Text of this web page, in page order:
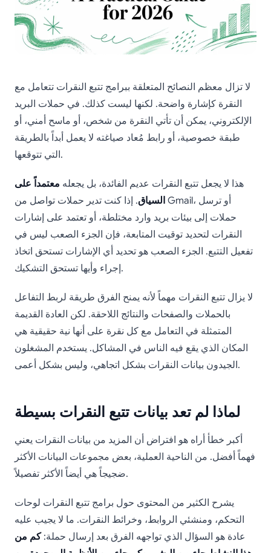
لا تزال معظم النصائح المتعلقة ببرامج تتبع النقرات تتعامل مع
النقرة كإشارة واضحة. لكنها ليست كذلك. في حملات البريد
الإلكتروني، يمكن أن تأتي النقرة من شخص، أو ماسح أمني، أو
طبقة خصوصية، أو رابط مُعاد صياغته لا يعمل أبداً بالطريقة
التي تتوقعها.
هذا لا يجعل تتبع النقرات عديم الفائدة، بل يجعله معتمداً على
السياق. إذا كنت تدير حملات تواصل من Gmail، أو ترسل
حملات إلى بيئات بريد وارد مختلطة، أو تعتمد على إشارات
النقرات لتحديد توقيت المتابعة، فإن الجزء الصعب ليس في
تفعيل التتبع. الجزء الصعب هو تحديد أي الإشارات تستحق اتخاذ
إجراء وأيها تستحق التشكيك.
لا يزال تتبع النقرات مهماً لأنه يمنح الفرق طريقة لربط التفاعل
بالحملات والصفحات والنتائج اللاحقة. لكن العادة القديمة
المتمثلة في التعامل مع كل نقرة على أنها نية حقيقية هي
المكان الذي يقع فيه الناس في المشاكل. يستخدم المشغلون
الجيدون بيانات النقرات بشكل اتجاهي، وليس بشكل أعمى.
لماذا لم تعد بيانات تتبع النقرات بسيطة
أكبر خطأ أراه هو افتراض أن المزيد من بيانات النقرات يعني
فهماً أفضل. من الناحية العملية، بعض مجموعات البيانات الأكثر
ضجيجاً هي أيضاً الأكثر تفصيلاً.
يشرح الكثير من المحتوى حول برامج تتبع النقرات لوحات
التحكم، ومنشئي الروابط، وخرائط النقرات. ما لا يجيب عليه
عادة هو السؤال الذي تواجهه الفرق بعد إرسال حملة:كم من